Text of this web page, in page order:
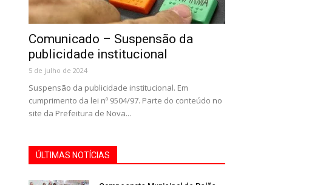
Comunicado – Suspensão da
publicidade institucional
5 de julho de 2024
Suspensão da publicidade institucional. Em
cumprimento da lei nº 9504/97. Parte do conteúdo no
site da Prefeitura de Nova...
ÚLTIMAS NOTÍCIAS